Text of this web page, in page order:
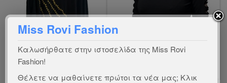
Miss Rovi Fashion
Καλωσήρθατε στην ιστοσελίδα της Miss Rovi
Fashion!
Θέλετε να μαθαίνετε πρώτοι τα νέα μας; Κλικ